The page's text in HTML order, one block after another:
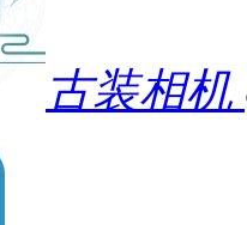
古装相机